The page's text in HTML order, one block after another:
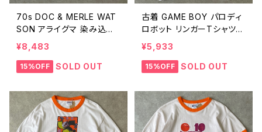
70s DOC & MERLE WAT
SON アライグマ 染み込み
プリント リンガーTシャツ バ
ンド バンT ドックワトソン メ
レルワトソン フォーク カント
物 アニマル ヴィンテージ
シングルステッチ 70年代
ビンテージ 26042701
¥8,483
15%OFF SOLD OUT
古着 GAME BOY パロディ
ロボット リンガーTシャツ
企業ロゴ NASA FedEx ゲ
ームボーイ 任天堂 ニンテ
ンドー Nintendo ヴィンテ
¥5,933
15%OFF SOLD OUT